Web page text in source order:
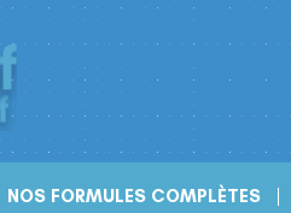
NOS FORMULES COMPLÈTES